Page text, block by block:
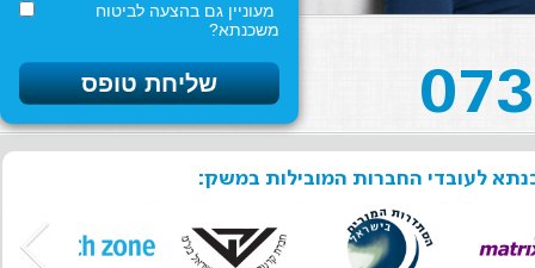
מעוניין גם בהצעה לביטוח
משכנתא?
לעובדי החברות המובילות במשק: